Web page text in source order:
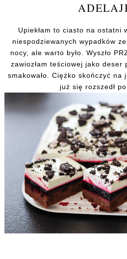
Upiekłam to ciasto na ostatni
niespodziewanych wypadków
nocy, ale warto było. Wyszło
zawiozłam teściowej jako deser
smakowało. Ciężko skończyć na
już się rozszedł